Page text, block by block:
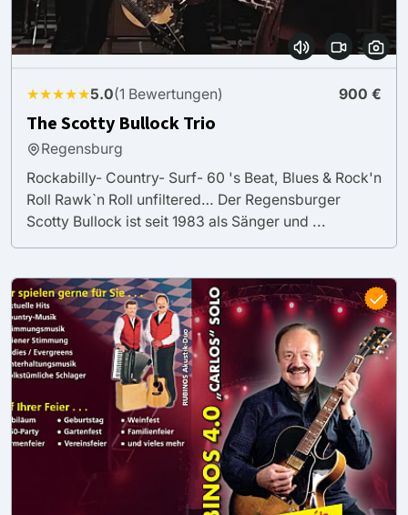
★★★★★5.0(1 Bewertungen) 900 €
The Scotty Bullock Trio
Regensburg
Rockabilly- Country- Surf- 60 's Beat, Blues & Rock'n
Roll Rawk`n Roll unfiltered… Der Regensburger
Scotty Bullock ist seit 1983 als Sänger und ...